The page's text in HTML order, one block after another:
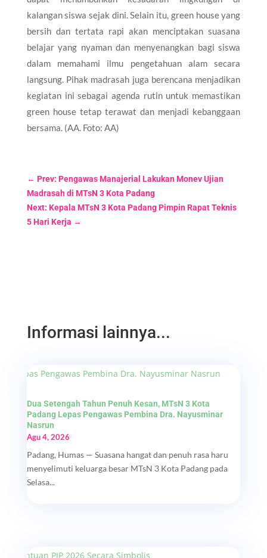
kalangan siswa sejak dini. Selain itu, green house yang
bersih dan tertata rapi akan menciptakan suasana
belajar yang nyaman dan menyenangkan bagi siswa
dalam memahami ilmu pengetahuan alam secara
langsung. Pihak madrasah juga berencana menjadikan
kegiatan ini sebagai agenda rutin untuk memastikan
green house tetap terawat dan menjadi kebanggaan
bersama. (AA. Foto: AA)
← Prev: Pengawas Manajerial Lakukan Monev Ujian
Madrasah di MTsN 3 Kota Padang
Next: Kepala MTsN 3 Kota Padang Pimpin Rapat Teknis
5 Hari Kerja →
Informasi lainnya...
Dua Setengah Tahun Penuh Kesan, MTsN 3 Kota
Padang Lepas Pengawas Pembina Dra. Nayusminar
Nasrun
Agu 4, 2026
Padang, Humas — Suasana hangat dan penuh rasa haru
menyelimuti keluarga besar MTsN 3 Kota Padang pada
Selasa...